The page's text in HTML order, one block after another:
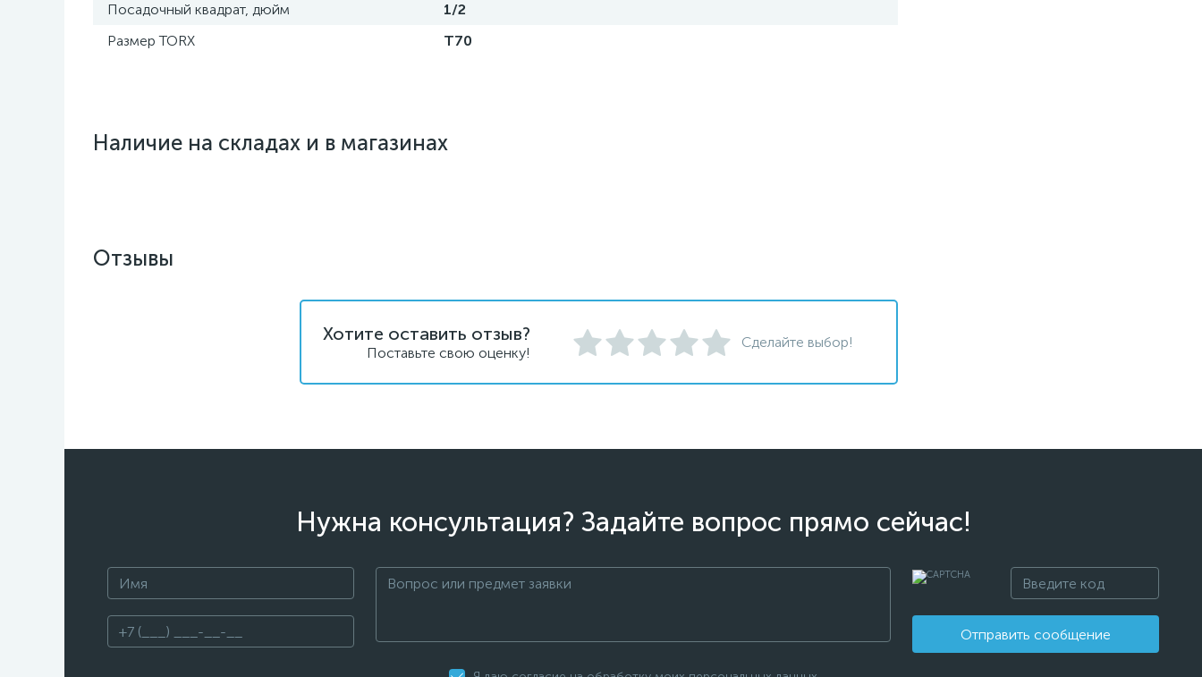
Посадочный квадрат, дюйм
1/2
Размер TORX
T70
Наличие на складах и в магазинах
Отзывы
Хотите оставить отзыв?
Поставьте свою оценку!
Сделайте выбор!
Нужна консультация? Задайте вопрос прямо сейчас!
Отправить сообщение